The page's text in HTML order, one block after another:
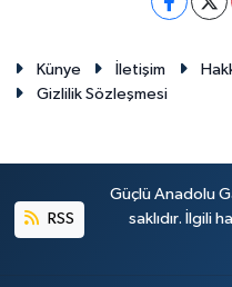
Künye İletişim
Gizlilik Sözleşmesi
RSS
Güçlü Anadolu
saklıdır. İlgili
Yaşam-Çevre